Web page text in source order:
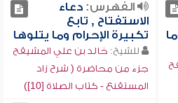
الفهرس:دعاء
الاستفتاح , تابع
تكبيرة الإحرام وما يتلوها
للشيخ: خالد بن علي المشيقح
جزء من محاضرة ( شرح زاد
المستقنع - كتاب الصلاة [10])